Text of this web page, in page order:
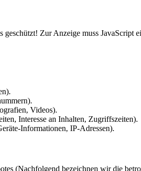
Zur Anzeige muss JavaScript
Videos).
Interesse an Inhalten, Zugriffszeiten).
Informationen, IP-Adressen).
(Nachfolgend bezeichnen wir die